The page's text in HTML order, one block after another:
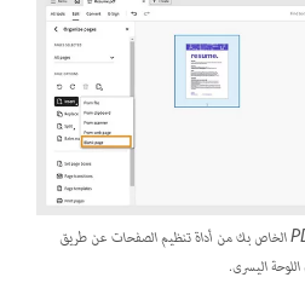
أدرج صفحة فارغة في ملف PDF الخاص بك من أداة تنظيم الصفحات عن طريق
اليسرى.